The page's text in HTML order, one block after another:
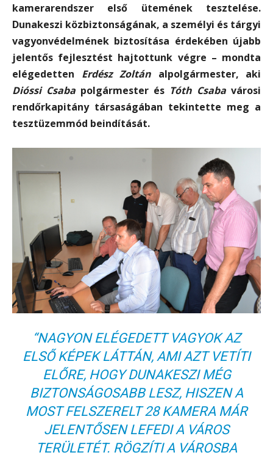
kamerarendszer első ütemének tesztelése.
Dunakeszi közbiztonságának, a személyi és tárgyi
vagyonvédelmének biztosítása érdekében újabb
jelentős fejlesztést hajtottunk végre – mondta
elégedetten Erdész Zoltán alpolgármester, aki
Dióssi Csaba polgármester és Tóth Csaba városi
rendőrkapitány társaságában tekintette meg a
tesztüzemmód beindítását.
“NAGYON ELÉGEDETT VAGYOK AZ
ELSŐ KÉPEK LÁTTÁN, AMI AZT VETÍTI
ELŐRE, HOGY DUNAKESZI MÉG
BIZTONSÁGOSABB LESZ, HISZEN A
MOST FELSZERELT 28 KAMERA MÁR
JELENTŐSEN LEFEDI A VÁROS
TERÜLETÉT. RÖGZÍTI A VÁROSBA